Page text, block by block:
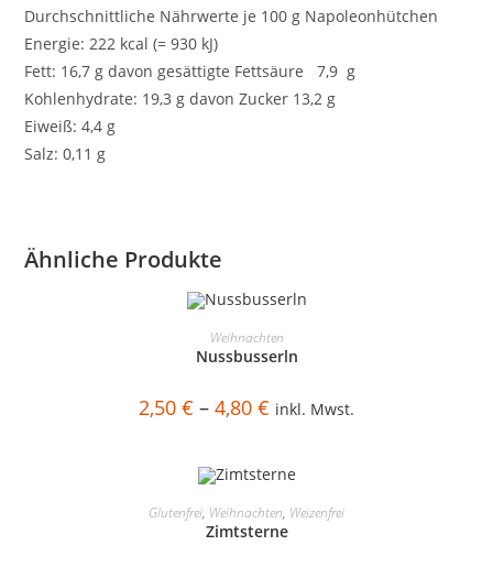
Durchschnittliche Nährwerte je 100 g Napoleonhütchen
Energie: 222 kcal (= 930 kJ)
Fett: 16,7 g davon gesättigte Fettsäure 7,9 g
Kohlenhydrate: 19,3 g davon Zucker 13,2 g
Eiweiß: 4,4 g
Salz: 0,11 g
Ähnliche Produkte
AUSFÜHRUNG WÄHLEN
Produkt
weist
mehrere
Die
der
Produktseite
werden
Weihnachten
Nussbusserln
2,50 € – 4,80 € Preisspanne:
2,50 €
inkl. Mwst.
AUSFÜHRUNG WÄHLEN
Produkt
weist
mehrere
Glutenfrei, Weihnachten, Weizenfrei
Zimtsterne